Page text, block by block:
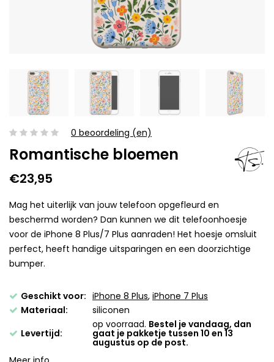
0 beoordeling (en)
Romantische bloemen
€23,95
Mag het uiterlijk van jouw telefoon opgefleurd en
beschermd worden? Dan kunnen we dit telefoonhoesje
voor de iPhone 8 Plus/7 Plus aanraden! Het hoesje omsluit
perfect, heeft handige uitsparingen en een doorzichtige
bumper.
Geschikt voor: iPhone 8 Plus, iPhone 7 Plus
Materiaal:
siliconen
Levertijd:
op voorraad. Bestel je vandaag, dan
gaat je pakketje tussen 10 en 13
augustus op de post.